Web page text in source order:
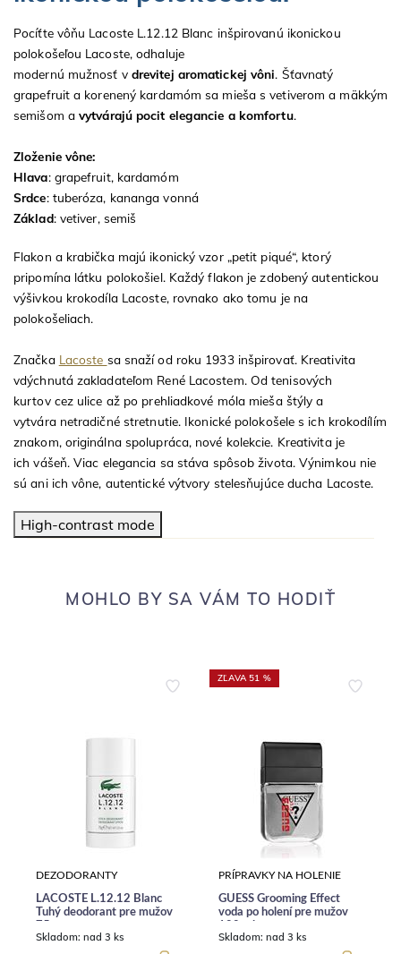
Pocíťte vôňu Lacoste L.12.12 Blanc inšpirovanú ikonickou
polokošeľou Lacoste, odhaluje
modernú mužnosť v drevitej aromatickej vôni. Šťavnatý
grapefruit a korenený kardamóm sa mieša s vetiverom a mäkkým
semišom a vytvárajú pocit elegancie a komfortu.
Zloženie vône:
Hlava: grapefruit, kardamóm
Srdce: tuberóza, kananga vonná
Základ: vetiver, semiš
Flakon a krabička majú ikonický vzor „petit piqué“, ktorý
pripomína látku polokošiel. Každý flakon je zdobený autentickou
výšivkou krokodíla Lacoste, rovnako ako tomu je na
polokošeliach.
Značka Lacoste sa snaží od roku 1933 inšpirovať. Kreativita
vdýchnutá zakladateľom René Lacostem. Od tenisových
kurtov cez ulice až po prehliadkové móla mieša štýly a
vytvára netradičné stretnutie. Ikonické polokošele s ich krokodílím
znakom, originálna spolupráca, nové kolekcie. Kreativita je
ich vášeň. Viac elegancia sa stáva spôsob života. Výnimkou nie
sú ani ich vône, autentické výtvory stelesňujúce ducha Lacoste.
High-contrast mode
MOHLO BY SA VÁM TO HODIŤ
DEZODORANTY
LACOSTE L.12.12 Blanc
Tuhý deodorant pre mužov
Skladom: nad 3 ks
ZĽAVA 51 %
PRÍPRAVKY NA HOLENIE
GUESS Grooming Effect
voda po holení pre mužov
Skladom: nad 3 ks